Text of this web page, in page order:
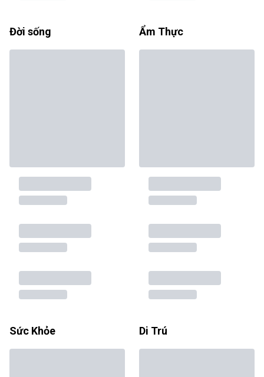
Đời sống Ẩm Thực
Sức Khỏe Di Trú